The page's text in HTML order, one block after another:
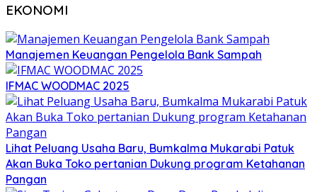
EKONOMI
Manajemen Keuangan Pengelola Bank Sampah
IFMAC WOODMAC 2025
Lihat Peluang Usaha Baru, Bumkalma Mukarabi Patuk
Akan Buka Toko pertanian Dukung program Ketahanan
Pangan